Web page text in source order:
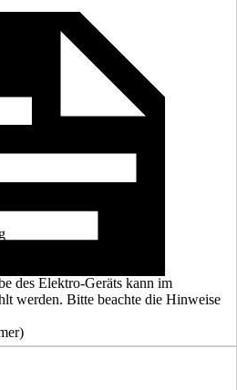
zur Entsorgung
des Elektro-Geräts kann im
werden. Bitte beachte die Hinweise